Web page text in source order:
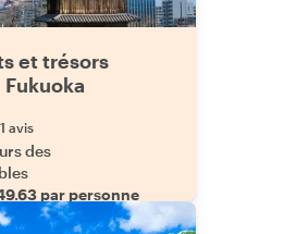
et trésors
avis
des
par personne